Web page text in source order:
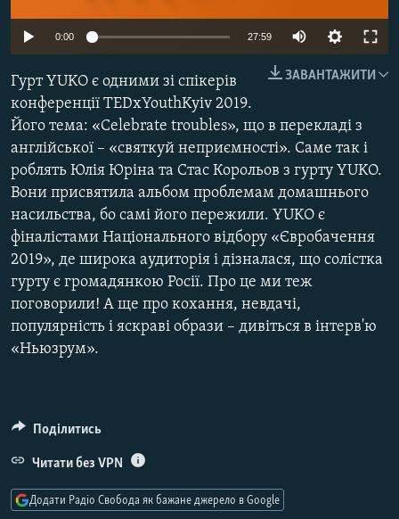
МУЛЬТИМЕДІА
ФОТО
СПЕЦПРОЄКТИ
ПОДКАСТИ
КРИМ РЕАЛІЇ
РУС
УКР
КТАТ
0:00 27:59
ЗАВАНТАЖИТИ
Гурт YUKO є одними зі спікерів
конференції TEDxYouthKyiv 2019.
Його тема: «Celebrate troubles», що в перекладі з
англійської – «святкуй неприємності». Саме так і
роблять Юлія Юріна та Стас Корольов з гурту YUKO.
Вони присвятила альбом проблемам домашнього
насильства, бо самі його пережили. YUKO є
фіналістами Національного відбору «Євробачення
2019», де широка аудиторія і дізналася, що солістка
гурту є громадянкою Росії. Про це ми теж
поговорили! А ще про кохання, невдачі,
популярність і яскраві образи – дивіться в інтерв'ю
«Ньюзрум».
Поділитись
Читати без VPN
Додати Радіо Свобода як бажане джерело в Google